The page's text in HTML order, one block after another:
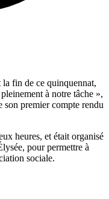
la fin de ce quinquennat,
à notre tâche »,
premier compte rendu
heures, et était organisé
pour permettre à
sociale.